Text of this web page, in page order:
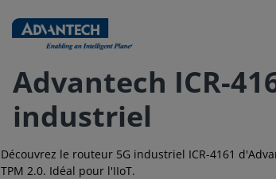
Advantech ICR-
industriel
Découvrez le routeur 5G industriel ICR-4161
TPM 2.0. Idéal pour l'IIoT.